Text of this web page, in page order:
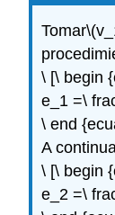
Tomar
\ [\ begin
e_1 =\
\ end
A
\ [\ begin
e_2 =\